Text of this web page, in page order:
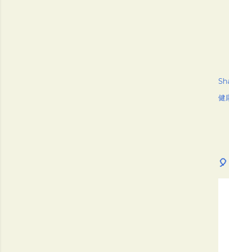
健